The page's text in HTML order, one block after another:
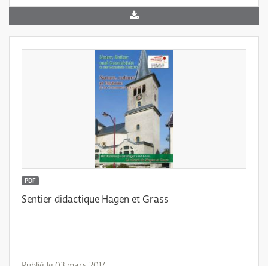
PDF
Sentier didactique Hagen et Grass